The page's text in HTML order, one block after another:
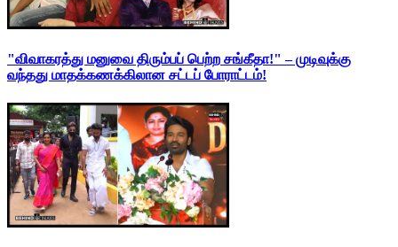
"விவாகரத்து மனுவை திரும்பப் பெற்ற சங்கீதா!" – முடிவுக்கு
வந்தது மாதக்கணக்கிலான சட்டப் போராட்டம்!